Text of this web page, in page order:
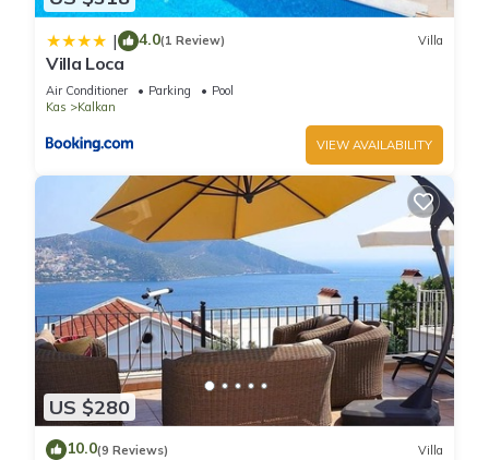
| 4.0(1 Review) Villa
Villa Loca
Air Conditioner Parking
Pool
Kas
Kalkan
VIEW AVAILABILITY
US $280
10.0(9 Reviews) Villa